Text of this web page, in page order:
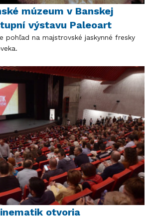
múzeum v Banskej
výstavu Paleoart
pohľad na majstrovské jaskynné fresky
otvoria